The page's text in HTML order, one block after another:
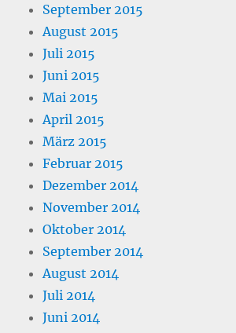
September 2015
August 2015
Juli 2015
Juni 2015
Mai 2015
April 2015
März 2015
Februar 2015
Dezember 2014
November 2014
Oktober 2014
September 2014
August 2014
Juli 2014
Juni 2014